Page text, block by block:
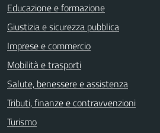
Educazione e formazione
Giustizia e sicurezza pubblica
Imprese e commercio
Mobilità e trasporti
Salute, benessere e assistenza
Tributi, finanze e contravvenzioni
Turismo